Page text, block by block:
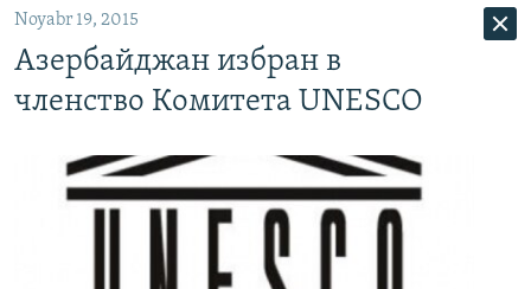
qayıt
Axtarışa
#ƏSLINDƏ
FƏRQƏ BAX
ARAŞDIRMA
MULTIMEDIA
Noyabr 19, 2015
Азербайджан избран в
членство Комитета UNESCO